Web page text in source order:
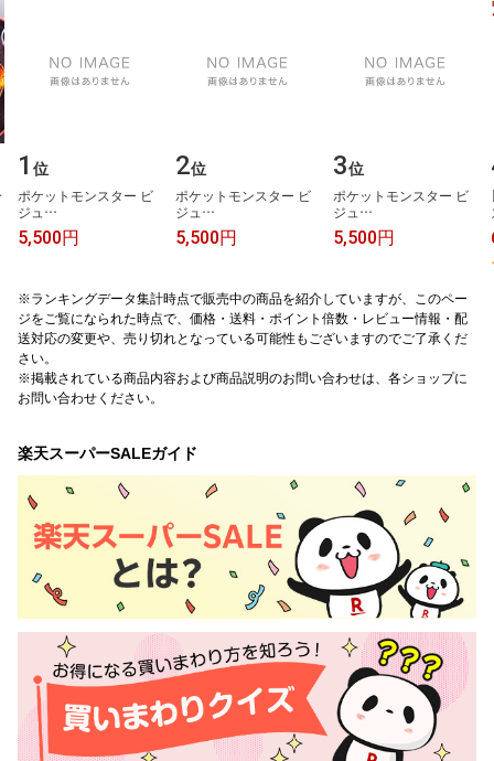
1 位
ポ​ケ​ッ​ト​モ​ン​ス​タ​ー​ ​ビ​
ジ​ュ​…
5,500円
2位
ポ​ケ​ッ​ト​モ​ン​ス​タ​ー​ ​ビ​
ジ​ュ​…
5,500円
3位
ポ​ケ​ッ​ト​モ​ン​ス​タ​ー​ ​ビ​
ジ​ュ​…
5,500円
※ランキングデータ集計時点で販売中の商品を紹介していますが、このペー
ジをご覧になられた時点で、価格・送料・ポイント倍数・レビュー情報・配
送対応の変更や、売り切れとなっている可能性もございますのでご了承くだ
さい。
※掲載されている商品内容および商品説明のお問い合わせは、各ショップに
お問い合わせください。
楽天スーパーSALEガイド